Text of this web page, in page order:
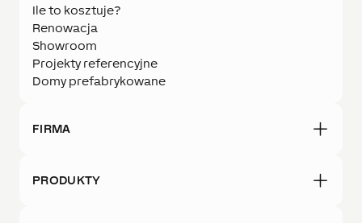
Ile to kosztuje?
Renowacja
Showroom
Projekty referencyjne
Domy prefabrykowane
FIRMA
PRODUKTY